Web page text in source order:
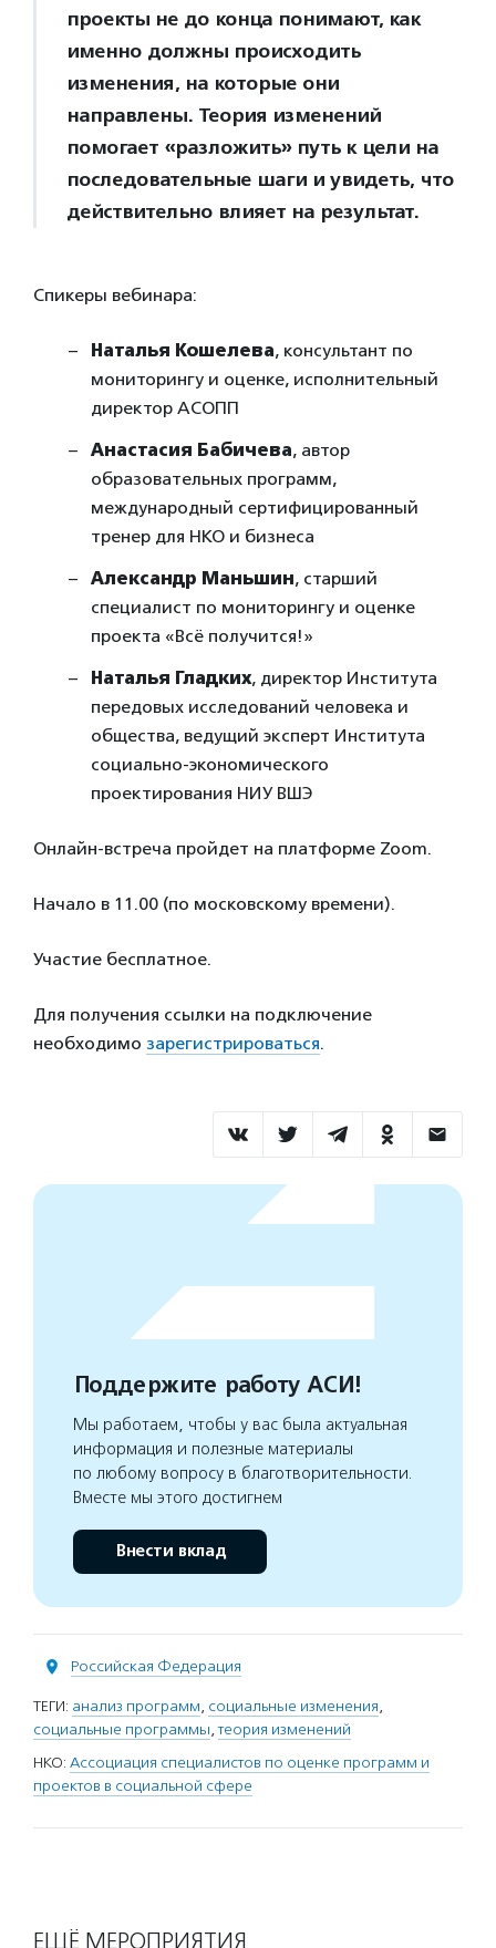
проекты не до конца понимают, как
именно должны происходить
изменения, на которые они
направлены. Теория изменений
помогает «разложить» путь к цели на
последовательные шаги и увидеть, что
действительно влияет на результат.
Спикеры вебинара:
Наталья Кошелева, консультант по
мониторингу и оценке, исполнительный
директор АСОПП
Анастасия Бабичева, автор
образовательных программ,
международный сертифицированный
тренер для НКО и бизнеса
Александр Маньшин, старший
специалист по мониторингу и оценке
проекта «Всё получится!»
Наталья Гладких, директор Института
передовых исследований человека и
общества, ведущий эксперт Института
социально-экономического
проектирования НИУ ВШЭ
Онлайн-встреча пройдет на платформе Zoom.
Начало в 11.00 (по московскому времени).
Участие бесплатное.
Для получения ссылки на подключение
необходимо зарегистрироваться.
Поддержите работу АСИ!
Мы работаем, чтобы у вас была актуальная
информация и полезные материалы
по любому вопросу в благотворительности.
Вместе мы этого достигнем
Внести вклад
Российская Федерация
ТЕГИ: анализ программ, социальные изменения,
социальные программы,теория изменений
НКО: Ассоциация специалистов по оценке программ и
проектов в социальной сфере
ЕЩЁ МЕРОПРИЯТИЯ